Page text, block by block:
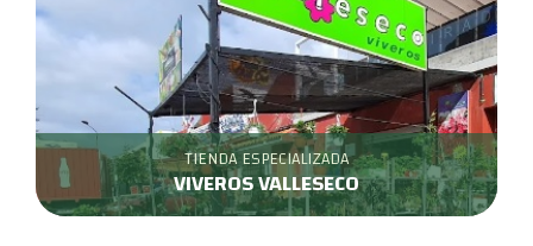
TIENDA ESPECIALIZADA
VIVEROS VALLESECO